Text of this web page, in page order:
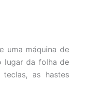
uma máquina de
lugar da folha de
as hastes